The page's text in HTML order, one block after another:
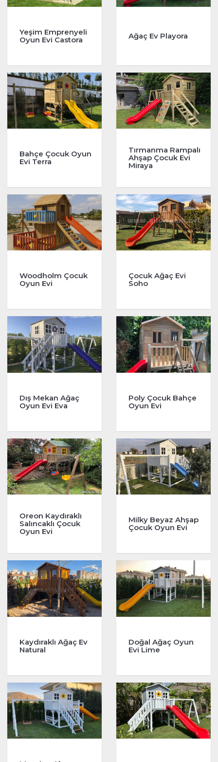
Yeşim Emprenyeli
Oyun Evi Castora
Ağaç Ev Playora
Bahçe Çocuk Oyun
Evi Terra
Tırmanma Rampalı
Ahşap Çocuk Evi
Miraya
Woodholm Çocuk
Oyun Evi
Çocuk Ağaç Evi
Soho
Dış Mekan Ağaç
Oyun Evi Eva
Poly Çocuk Bahçe
Oyun Evi
Oreon Kaydıraklı
Salıncaklı Çocuk
Oyun Evi
Milky Beyaz Ahşap
Çocuk Oyun Evi
Kaydıraklı Ağaç Ev
Natural
Doğal Ağaç Oyun
Evi Lime